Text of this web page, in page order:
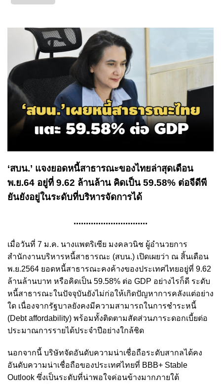
‘สบน.’ แจงยอดหนี้สาธารณะของไทยล่าสุดเดือน
พ.ย.64 อยู่ที่ 9.62 ล้านล้าน คิดเป็น 59.58% ต่อจีดีพี
ยันยังอยู่ในระดับที่บริหารจัดการได้
..............................
เมื่อวันที่ 7 ม.ค. นางแพตริเซีย มงคลวนิช ผู้อำนวยการ
สำนักงานบริหารหนี้สาธารณะ (สบน.) เปิดเผยว่า ณ สิ้นเดือน
พ.ย.2564 ยอดหนี้สาธารณะคงค้างของประเทศไทยอยู่ที่ 9.62
ล้านล้านบาท หรือคิดเป็น 59.58% ต่อ GDP อย่างไรก็ดี ระดับ
หนี้สาธารณะในปัจจุบันยังไม่ก่อให้เกิดปัญหาการคลังแต่อย่าง
ใด เนื่องจากรัฐบาลยังคงมีความสามารถในการชำระหนี้
(Debt affordability) พร้อมทั้งติดตามสัดส่วนภาระดอกเบี้ยต่อ
ประมาณการรายได้ประจำปีอย่างใกล้ชิด
นอกจากนี้ บริษัทจัดอันดับความน่าเชื่อถือระดับสากลได้คง
อันดับความน่าเชื่อถือของประเทศไทยที่ BBB+ Stable
Outlook ซึ่งเป็นระดับที่น่าพอใจค่อนข้างมากภายใต้